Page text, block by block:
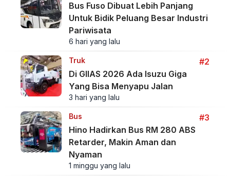
Bus Fuso Dibuat Lebih Panjang
Untuk Bidik Peluang Besar Industri
Pariwisata
6 hari yang lalu
Truk
#2
Di GIIAS 2026 Ada Isuzu Giga
Yang Bisa Menyapu Jalan
3 hari yang lalu
Bus
#3
Hino Hadirkan Bus RM 280 ABS
Retarder, Makin Aman dan
Nyaman
1 minggu yang lalu